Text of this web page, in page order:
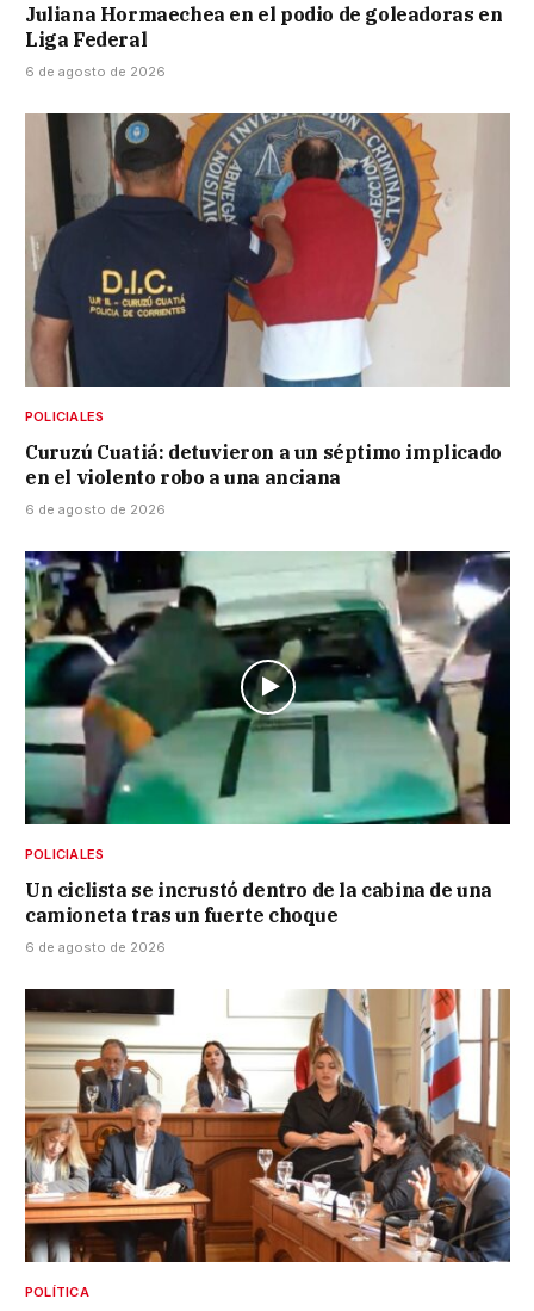
Juliana Hormaechea en el podio de goleadoras en
Liga Federal
6 de agosto de 2026
POLICIALES
Curuzú Cuatiá: detuvieron a un séptimo implicado
en el violento robo a una anciana
6 de agosto de 2026
POLICIALES
Un ciclista se incrustó dentro de la cabina de una
camioneta tras un fuerte choque
6 de agosto de 2026
POLÍTICA